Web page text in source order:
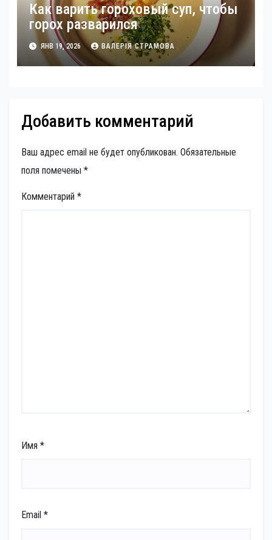
Как варить гороховый суп, чтобы
горох разварился
ЯНВ 19, 2026 ВАЛЕРІЯ СТРАМОВА
Добавить комментарий
Ваш адрес email не будет опубликован. Обязательные
поля помечены *
Комментарий *
Имя *
Email *